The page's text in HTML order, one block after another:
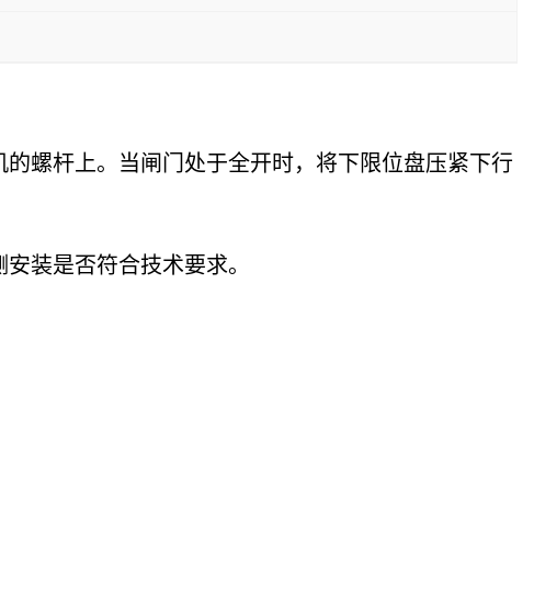
螺杆上。当闸门处于全开时，将下限位盘压紧下行
装是否符合技术要求。